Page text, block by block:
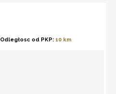
Odległosc od PKP: 10 km